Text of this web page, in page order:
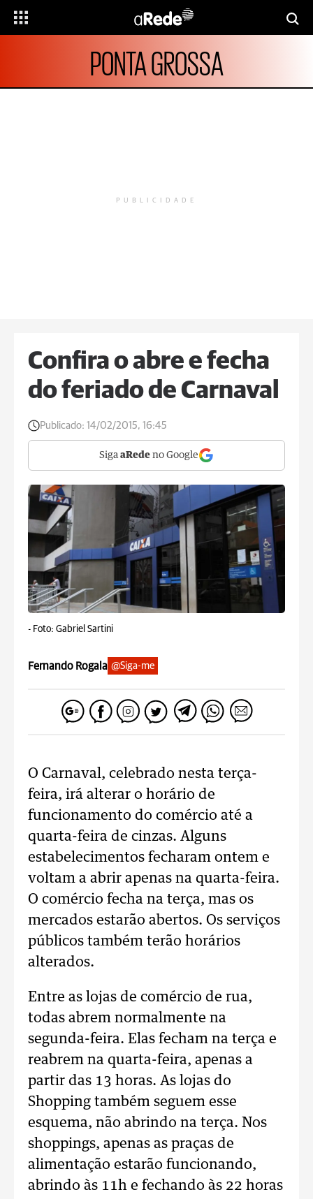
PONTA GROSSA
PUBLICIDADE
Confira o abre e fecha
do feriado de Carnaval
Publicado: 14/02/2015, 16:45
Siga aRede no Google
- Foto: Gabriel Sartini
Fernando Rogala @Siga-me
O Carnaval, celebrado nesta terça-
feira, irá alterar o horário de
funcionamento do comércio até a
quarta-feira de cinzas. Alguns
estabelecimentos fecharam ontem e
voltam a abrir apenas na quarta-feira.
O comércio fecha na terça, mas os
mercados estarão abertos. Os serviços
públicos também terão horários
alterados.
Entre as lojas de comércio de rua,
todas abrem normalmente na
segunda-feira. Elas fecham na terça e
reabrem na quarta-feira, apenas a
partir das 13 horas. As lojas do
Shopping também seguem esse
esquema, não abrindo na terça. Nos
shoppings, apenas as praças de
alimentação estarão funcionando,
abrindo às 11h e fechando às 22 horas